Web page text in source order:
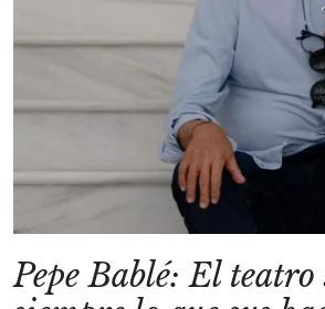
Pepe Bablé: El teatro